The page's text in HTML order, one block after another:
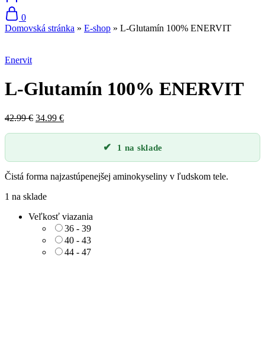
0
Domovská stránka » E-shop » L-Glutamín 100% ENERVIT
Enervit
L-Glutamín 100% ENERVIT
42.99€ Pôvodná
34.99 €Aktuálna
1 na sklade
Čistá forma najzastúpenejšej aminokyseliny v ľudskom tele.
1 na sklade
Veľkosť viazania
36 - 39
40 - 43
44 - 47